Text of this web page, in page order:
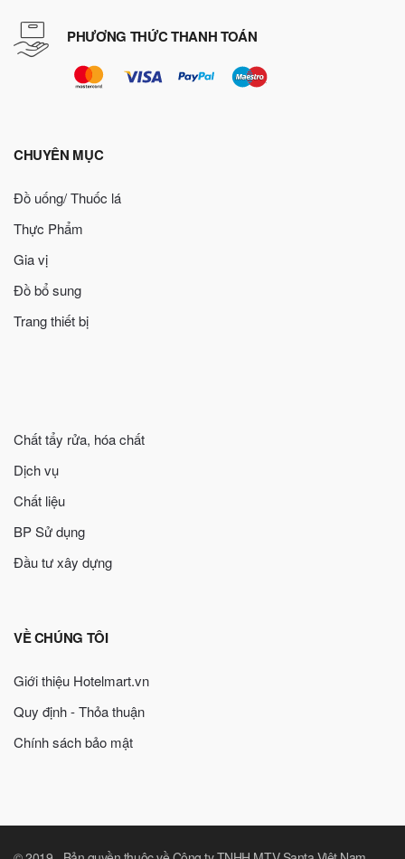
PHƯƠNG THỨC THANH TOÁN
CHUYÊN MỤC
Đồ uống/ Thuốc lá
Thực Phẩm
Gia vị
Đồ bổ sung
Trang thiết bị
Chất tẩy rửa, hóa chất
Dịch vụ
Chất liệu
BP Sử dụng
Đầu tư xây dựng
VỀ CHÚNG TÔI
Giới thiệu Hotelmart.vn
Quy định - Thỏa thuận
Chính sách bảo mật